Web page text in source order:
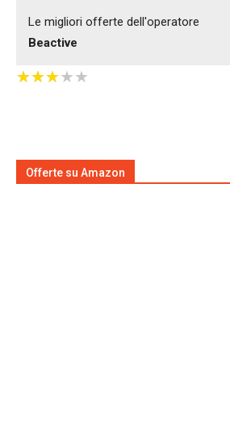
Le migliori offerte dell'operatore
Beactive
★★★★★
★★★★★
Offerte su Amazon